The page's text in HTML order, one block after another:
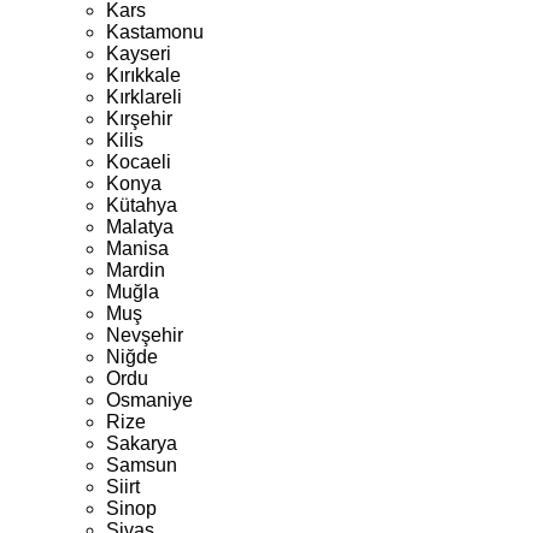
Kars
Kastamonu
Kayseri
Kırıkkale
Kırklareli
Kırşehir
Kilis
Kocaeli
Konya
Kütahya
Malatya
Manisa
Mardin
Muğla
Muş
Nevşehir
Niğde
Ordu
Osmaniye
Rize
Sakarya
Samsun
Siirt
Sinop